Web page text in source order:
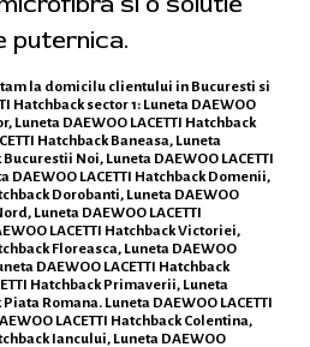
puternica.
la domicilu clientului in Bucuresti si
Hatchback sector 1: Luneta DAEWOO
Luneta DAEWOO LACETTI Hatchback
Hatchback Baneasa, Luneta
Bucurestii Noi, Luneta DAEWOO LACETTI
DAEWOO LACETTI Hatchback Domenii,
Dorobanti, Luneta DAEWOO
Luneta DAEWOO LACETTI
LACETTI Hatchback Victoriei,
Floreasca, Luneta DAEWOO
DAEWOO LACETTI Hatchback
Hatchback Primaverii, Luneta
Romana. Luneta DAEWOO LACETTI
LACETTI Hatchback Colentina,
Iancului, Luneta DAEWOO